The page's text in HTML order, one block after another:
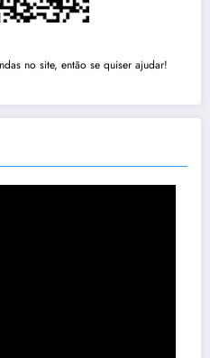
no site, então se quiser ajudar!